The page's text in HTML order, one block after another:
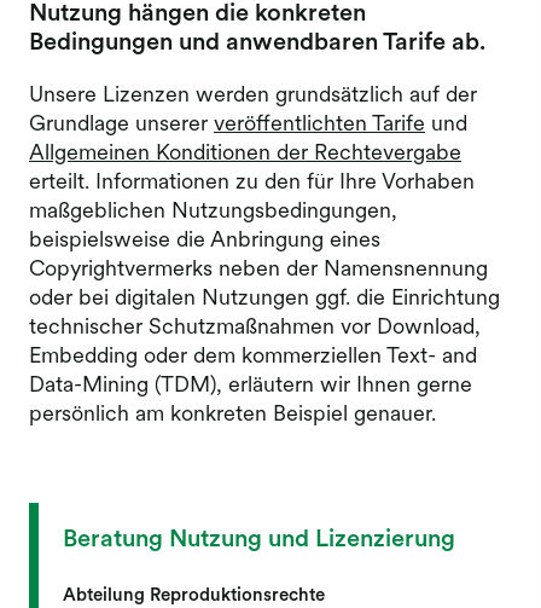
Nutzung hängen die konkreten
Bedingungen und anwendbaren Tarife ab.
Unsere Lizenzen werden grundsätzlich auf der
Grundlage unserer veröffentlichten Tarife und
Allgemeinen Konditionen der Rechtevergabe
erteilt. Informationen zu den für Ihre Vorhaben
maßgeblichen Nutzungsbedingungen,
beispielsweise die Anbringung eines
Copyrightvermerks neben der Namensnennung
oder bei digitalen Nutzungen ggf. die Einrichtung
technischer Schutzmaßnahmen vor Download,
Embedding oder dem kommerziellen Text- and
Data-Mining (TDM), erläutern wir Ihnen gerne
persönlich am konkreten Beispiel genauer.
Beratung Nutzung und Lizenzierung
Abteilung Reproduktionsrechte